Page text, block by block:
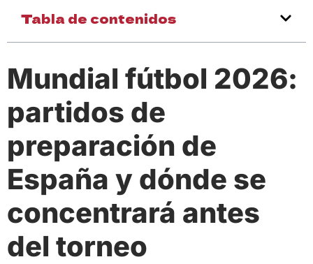
Tabla de contenidos
Mundial fútbol 2026:
partidos de
preparación de
España y dónde se
concentrará antes
del torneo